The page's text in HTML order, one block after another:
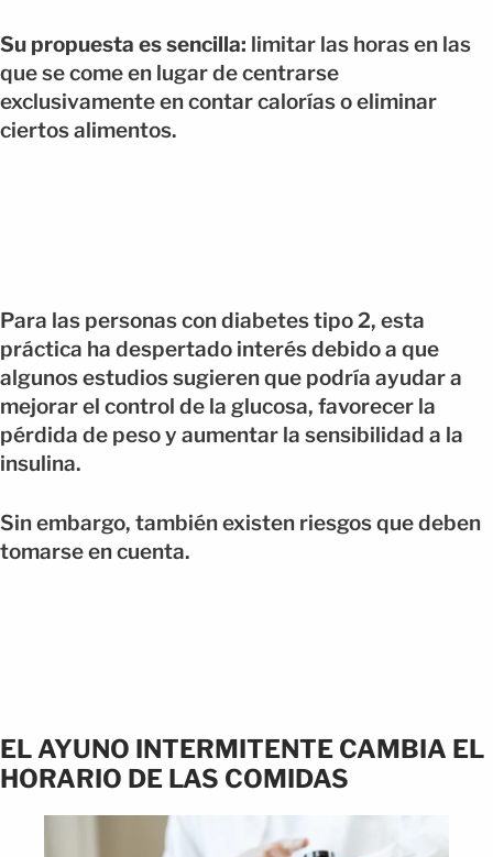
Su propuesta es sencilla: limitar las horas en las
que se come en lugar de centrarse
exclusivamente en contar calorías o eliminar
ciertos alimentos.
Para las personas con diabetes tipo 2, esta
práctica ha despertado interés debido a que
algunos estudios sugieren que podría ayudar a
mejorar el control de la glucosa, favorecer la
pérdida de peso y aumentar la sensibilidad a la
insulina.
Sin embargo, también existen riesgos que deben
tomarse en cuenta.
EL AYUNO INTERMITENTE CAMBIA EL
HORARIO DE LAS COMIDAS